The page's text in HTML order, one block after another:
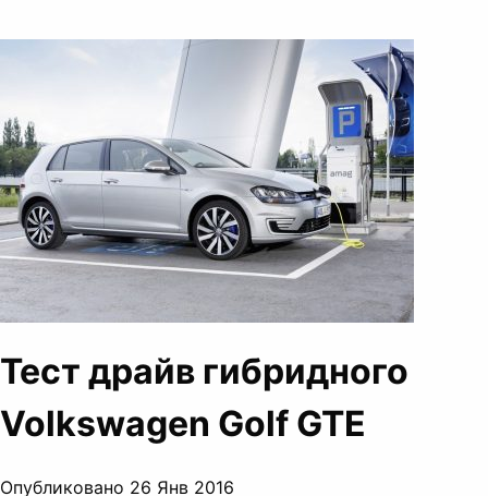
Тест драйв гибридного
Volkswagen Golf GTE
Опубликовано 26 Янв 2016